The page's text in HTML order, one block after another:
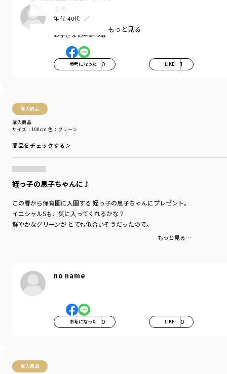
えり
年代:40代
女の子
お子さまの年齢:9歳
参考になった 0 LIKE! 1
購入商品
購入商品
サイズ：100cm 色：グリーン
商品をチェックする＞
姪っ子の息子ちゃんに♪
この春から保育園に入園する 姪っ子の息子ちゃんにプレゼント。
イニシャルSも、気に入ってくれるかな？
鮮やかなグリーンが とても似合いそうだったので。
もっと見る…
no name
参考になった 0 LIKE! 0
購入商品
インパクトのあるプリントながら、
身生地のカラーリングと文字のバランスが〇
一枚で着るのはもちろん、
シャツなどのインナーとして
ちら見せさせるのもオススメです。
身幅にゆとりをもたせたサイズ感になっており、
少し丈が短いので大きめサイズの着用で
ルーズに着こなすのもおしゃれ上級者に〇
「吸汗性」にすぐれ「肌ざわりが良い」
生地を使用しています。
糸が太めで丈夫・型崩れしにくい
お洗濯にもぴったりの素材です。
-----
モデル：身長109.0cm 体重18.0kg
サイズ：サイズ110
／branshes
／アウトレット
カテゴリ
／トップス>半袖Tシャツ・タンクトップ
もっと見る